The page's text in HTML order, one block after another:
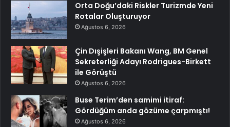
Orta Doğu’daki Riskler Turizmde Yeni
Rotalar Oluşturuyor
Ağustos 6, 2026
Çin Dışişleri Bakanı Wang, BM Genel
Sekreterliği Adayı Rodrigues-Birkett
ile Görüştü
Ağustos 6, 2026
Buse Terim’den samimi itiraf:
Gördüğüm anda gözüme çarpmıştı!
Ağustos 6, 2026